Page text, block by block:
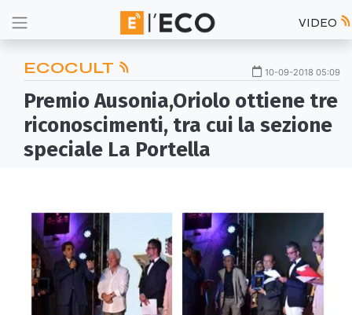
VIDEO
ECOCULT 10-09-2018 05:09
Premio Ausonia,Oriolo ottiene tre
riconoscimenti, tra cui la sezione
speciale La Portella